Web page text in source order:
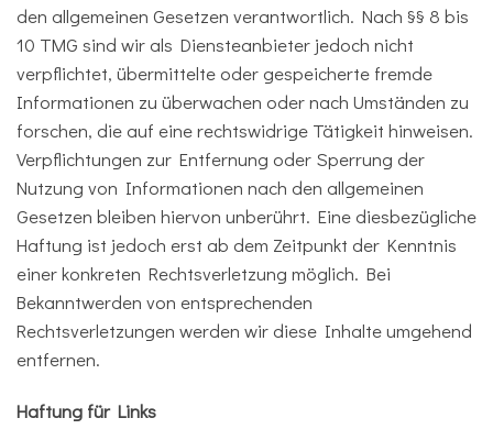
den allgemeinen Gesetzen verantwortlich. Nach §§ 8 bis
10 TMG sind wir als Diensteanbieter jedoch nicht
verpflichtet, übermittelte oder gespeicherte fremde
Informationen zu überwachen oder nach Umständen zu
forschen, die auf eine rechtswidrige Tätigkeit hinweisen.
Verpflichtungen zur Entfernung oder Sperrung der
Nutzung von Informationen nach den allgemeinen
Gesetzen bleiben hiervon unberührt. Eine diesbezügliche
Haftung ist jedoch erst ab dem Zeitpunkt der Kenntnis
einer konkreten Rechtsverletzung möglich. Bei
Bekanntwerden von entsprechenden
Rechtsverletzungen werden wir diese Inhalte umgehend
entfernen.
Haftung für Links